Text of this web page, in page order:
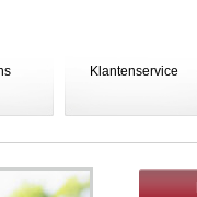
Klantenservice